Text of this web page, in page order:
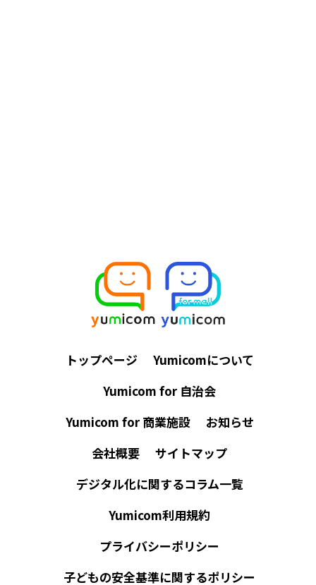
トップページ
Yumicomについて
Yumicom for 自治会
Yumicom for 商業施設
お知らせ
会社概要
サイトマップ
デジタル化に関するコラム一覧
Yumicom利用規約
プライバシーポリシー
子どもの安全基準に関するポリシー